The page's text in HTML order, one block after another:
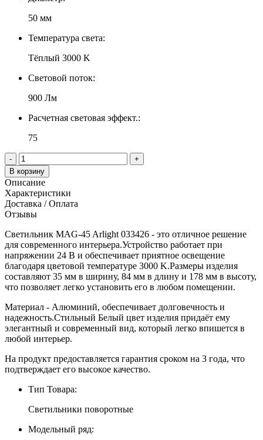
50 мм
Температура света:
Тёплый 3000 K
Световой поток:
900 Лм
Расчетная световая эффект.:
75
-
+
В корзину
Описание
Характеристики
Доставка / Оплата
Отзывы
Светильник MAG-45 Arlight 033426 - это отличное решение
для современного интерьера.Устройство работает при
напряжении 24 В и обеспечивает приятное освещение
благодаря цветовой температуре 3000 K.Размеры изделия
составляют 35 мм в ширину, 84 мм в длину и 178 мм в высоту,
что позволяет легко установить его в любом помещении.
Материал - Алюминий, обеспечивает долговечность и
надежность.Стильный Белый цвет изделия придаёт ему
элегантный и современный вид, который легко впишется в
любой интерьер.
На продукт предоставляется гарантия сроком на 3 года, что
подтверждает его высокое качество.
Тип Товара:
Светильники поворотные
Модельный ряд: